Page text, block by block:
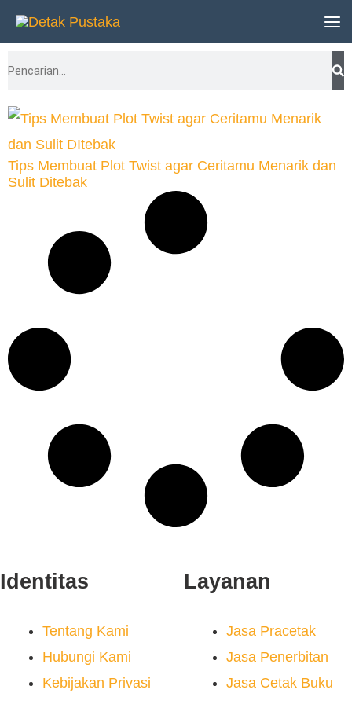
Lewati
konten
Search
Tips Membuat Plot Twist agar Ceritamu Menarik dan
Sulit Ditebak
Identitas
Tentang Kami
Hubungi Kami
Kebijakan Privasi
Layanan
Jasa Pracetak
Jasa Penerbitan
Jasa Cetak Buku